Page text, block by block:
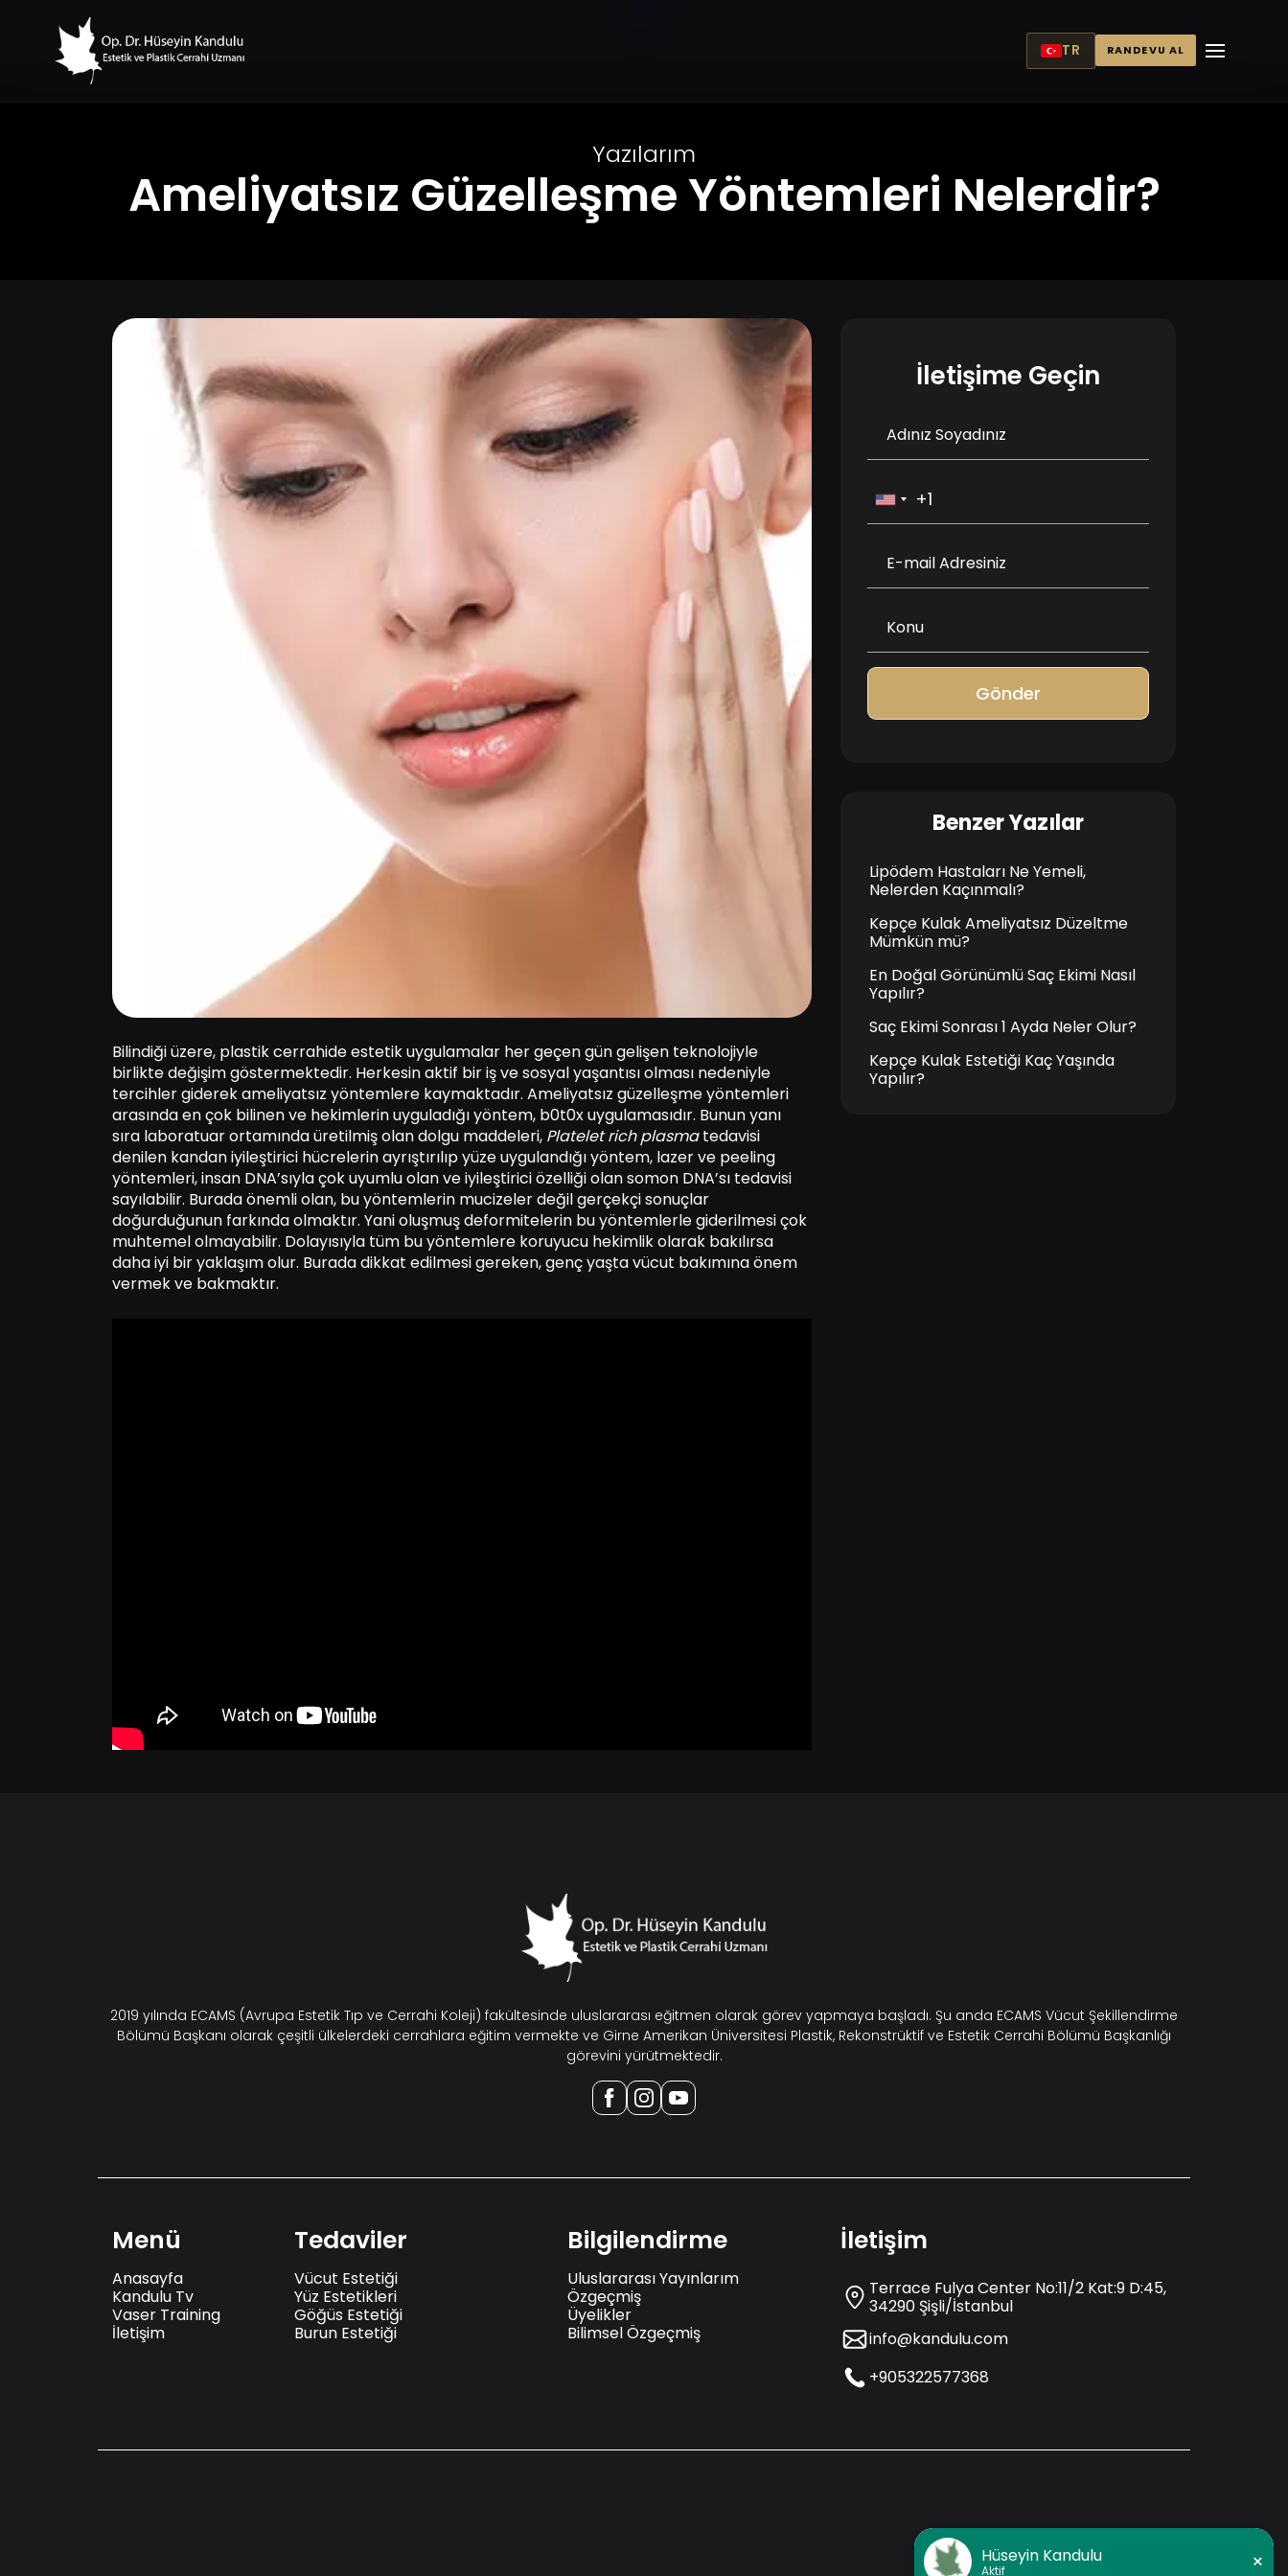
TR RANDEVU AL
Hüseyin Kandulu
Aktif ×
Yazılarım
Ameliyatsız Güzelleşme Yöntemleri Nelerdir?
Bilindiği üzere, plastik cerrahide estetik uygulamalar her geçen gün gelişen teknolojiyle
birlikte değişim göstermektedir. Herkesin aktif bir iş ve sosyal yaşantısı olması nedeniyle
tercihler giderek ameliyatsız yöntemlere kaymaktadır. Ameliyatsız güzelleşme yöntemleri
arasında en çok bilinen ve hekimlerin uyguladığı yöntem, b0t0x uygulamasıdır. Bunun yanı
sıra laboratuar ortamında üretilmiş olan dolgu maddeleri, Platelet rich plasmatedavisi
denilen kandan iyileştirici hücrelerin ayrıştırılıp yüze uygulandığı yöntem, lazer ve peeling
yöntemleri, insan DNA’sıyla çok uyumlu olan ve iyileştirici özelliği olan somon DNA’sı tedavisi
sayılabilir. Burada önemli olan, bu yöntemlerin mucizeler değil gerçekçi sonuçlar
doğurduğunun farkında olmaktır. Yani oluşmuş deformitelerin bu yöntemlerle giderilmesi çok
muhtemel olmayabilir. Dolayısıyla tüm bu yöntemlere koruyucu hekimlik olarak bakılırsa
daha iyi bir yaklaşım olur. Burada dikkat edilmesi gereken, genç yaşta vücut bakımına önem
vermek ve bakmaktır.
İletişime Geçin
Gönder
Benzer Yazılar
Lipödem Hastaları Ne Yemeli,
Nelerden Kaçınmalı?
Kepçe Kulak Ameliyatsız Düzeltme
Mümkün mü?
En Doğal Görünümlü Saç Ekimi Nasıl
Yapılır?
Saç Ekimi Sonrası 1 Ayda Neler Olur?
Kepçe Kulak Estetiği Kaç Yaşında
Yapılır?
2019 yılında ECAMS (Avrupa Estetik Tıp ve Cerrahi Koleji) fakültesinde uluslararası eğitmen olarak görev yapmaya başladı. Şu anda ECAMS Vücut Şekillendirme
Bölümü Başkanı olarak çeşitli ülkelerdeki cerrahlara eğitim vermekte ve Girne Amerikan Üniversitesi Plastik, Rekonstrüktif ve Estetik Cerrahi Bölümü Başkanlığı
görevini yürütmektedir.
Menü
Anasayfa
Kandulu Tv
Vaser Training
İletişim
Tedaviler
Vücut Estetiği
Yüz Estetikleri
Göğüs Estetiği
Burun Estetiği
Bilgilendirme
Uluslararası Yayınlarım
Özgeçmiş
Üyelikler
Bilimsel Özgeçmiş
İletişim
Terrace Fulya Center No:11/2 Kat:9 D:45,
34290 Şişli/İstanbul
info@kandulu.com
+905322577368